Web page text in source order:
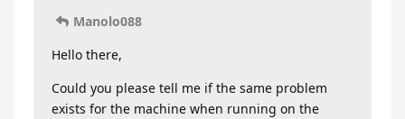
Manolo088
Hello there,
Could you please tell me if the same problem
exists for the machine when running on the